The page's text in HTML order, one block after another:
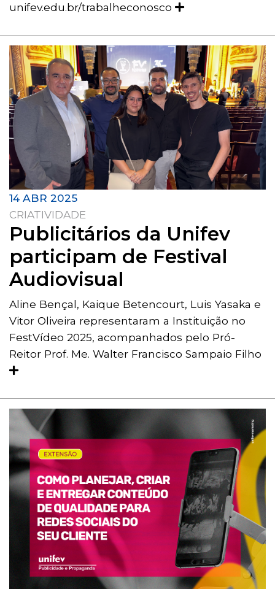
unifev.edu.br/trabalheconosco
14 ABR 2025
CRIATIVIDADE
Publicitários da Unifev
participam de Festival
Audiovisual
Aline Bençal, Kaique Betencourt, Luis Yasaka e
Vitor Oliveira representaram a Instituição no
FestVídeo 2025, acompanhados pelo Pró-
Reitor Prof. Me. Walter Francisco Sampaio Filho